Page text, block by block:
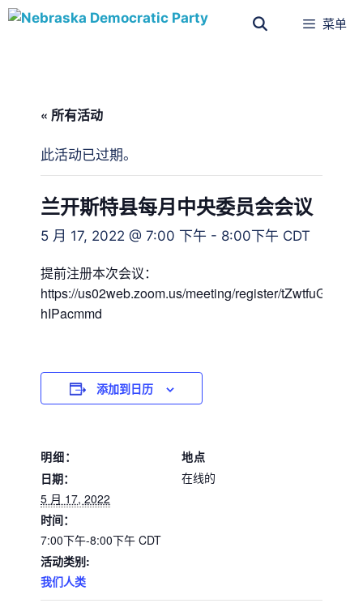
菜单
« 所有活动
此活动已过期。
兰开斯特县每月中央委员会会议
5 月 17, 2022 @ 7:00 下午 - 8:00下午 CDT
提前注册本次会议：
https://us02web.zoom.us/meeting/register/
hIPacmmd
添加到日历
明细：
日期：
5 月 17, 2022
时间：
7:00下午-8:00下午 CDT
活动类别:
我们人类
地点
在线的